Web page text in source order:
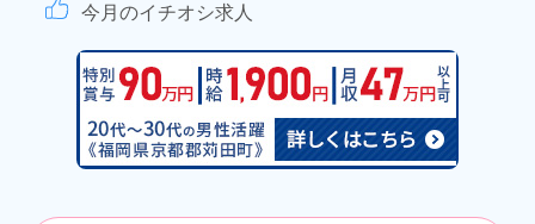
今月のイチオシ求人